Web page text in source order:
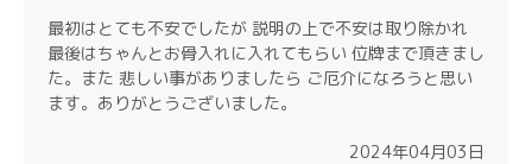
最初はとても不安でしたが 説明の上で不安は取り除かれ
最後はちゃんとお骨入れに入れてもらい 位牌まで頂きまし
た。また 悲しい事がありましたら ご厄介になろうと思い
ます。ありがとうございました。
2024年04月03日